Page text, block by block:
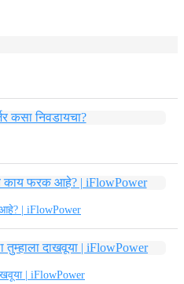
आहे? | iFlowPower
| iFlowPower